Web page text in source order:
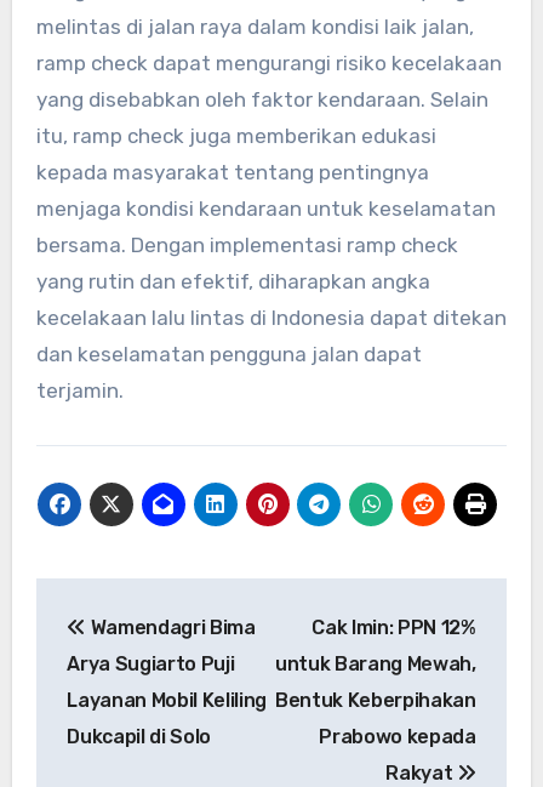
melintas di jalan raya dalam kondisi laik jalan,
ramp check dapat mengurangi risiko kecelakaan
yang disebabkan oleh faktor kendaraan. Selain
itu, ramp check juga memberikan edukasi
kepada masyarakat tentang pentingnya
menjaga kondisi kendaraan untuk keselamatan
bersama. Dengan implementasi ramp check
yang rutin dan efektif, diharapkan angka
kecelakaan lalu lintas di Indonesia dapat ditekan
dan keselamatan pengguna jalan dapat
terjamin.
pos
Wamendagri Bima
Arya Sugiarto Puji
Layanan Mobil Keliling
Dukcapil di Solo
Cak Imin: PPN 12%
untuk Barang Mewah,
Bentuk Keberpihakan
Prabowo kepada
Rakyat